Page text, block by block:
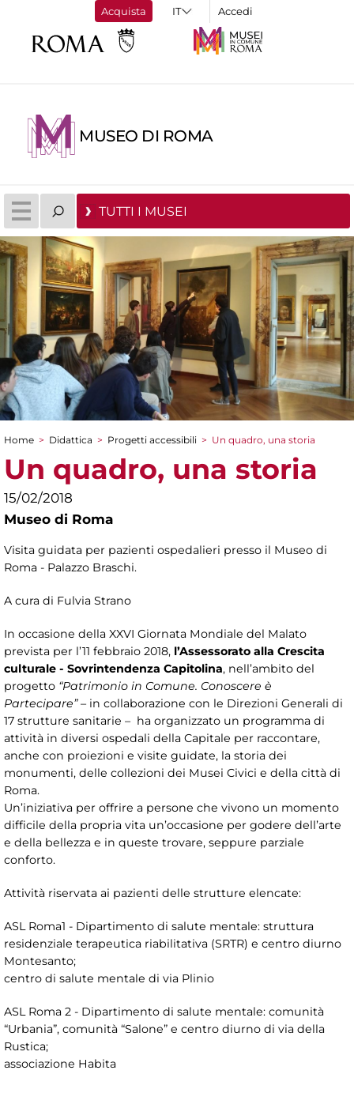
Acquista Accedi
MUSEO DI ROMA
TUTTI I MUSEI
Tu sei qui
Home > Didattica > Progetti accessibili > Un quadro, una storia
Un quadro, una storia
15/02/2018
Museo di Roma
Visita guidata per pazienti ospedalieri presso il Museo di
Roma - Palazzo Braschi.
A cura di Fulvia Strano
In occasione della XXVI Giornata Mondiale del Malato
prevista per l’11 febbraio 2018, l’Assessorato alla Crescita
culturale - Sovrintendenza Capitolina, nell’ambito del
progetto “Patrimonio in Comune. Conoscere è
Partecipare”– in collaborazione con le Direzioni Generali di
17 strutture sanitarie – ha organizzato un programma di
attività in diversi ospedali della Capitale per raccontare,
anche con proiezioni e visite guidate, la storia dei
monumenti, delle collezioni dei Musei Civici e della città di
Roma.
Un’iniziativa per offrire a persone che vivono un momento
difficile della propria vita un’occasione per godere dell’arte
e della bellezza e in queste trovare, seppure parziale
conforto.
Attività riservata ai pazienti delle strutture elencate:
ASL Roma1 - Dipartimento di salute mentale: struttura
residenziale terapeutica riabilitativa (SRTR) e centro diurno
Montesanto;
centro di salute mentale di via Plinio
ASL Roma 2 - Dipartimento di salute mentale: comunità
“Urbania”, comunità “Salone” e centro diurno di via della
Rustica;
associazione Habita